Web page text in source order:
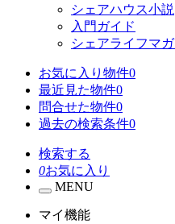
シェアハウス小説
入門ガイド
シェアライフマ
お気に入り物件0
最近見た物件0
問合せた物件0
過去の検索条件0
検索する
0お気に入り
MENU
マイ機能